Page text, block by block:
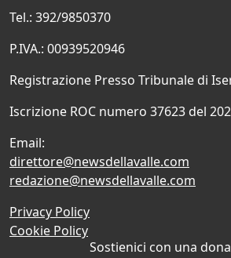
Tel.: 392/9850370
P.IVA.: 00939520946
Registrazione Presso Tribunale di
Iscrizione ROC numero 37623 del
Email:
direttore@newsdellavalle.com
redazione@newsdellavalle.com
Privacy Policy
Cookie Policy
Sostienici con una